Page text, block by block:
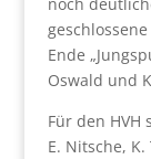
Ende
Oswald und
Für den HVH
E. Nitsche,